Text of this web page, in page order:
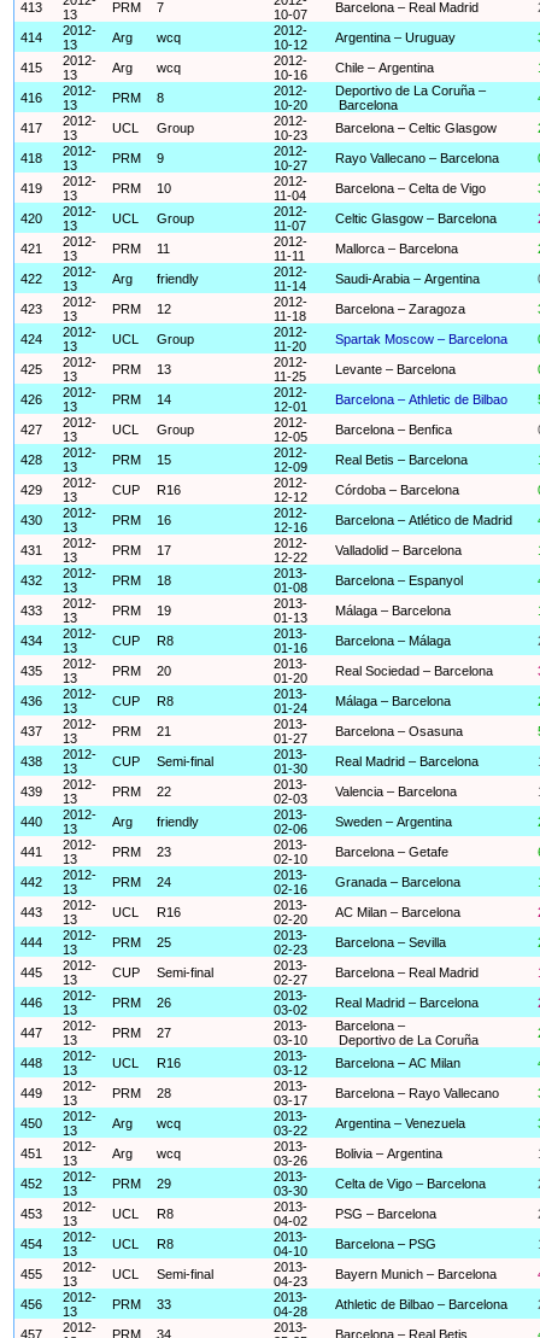
413
13
PRM 7
10-07
Barcelona – Real Madrid
414
2012-
13
Arg wcq
2012-
10-12
Argentina – Uruguay
415
2012-
13
Arg wcq
2012-
10-16
Chile – Argentina
416
2012-
13
PRM 8
2012-
10-20
Deportivo de La Coruña –
Barcelona
417
2012-
13
UCL Group
2012-
10-23
Barcelona – Celtic Glasgow
418
2012-
13
PRM 9
2012-
10-27
Rayo Vallecano – Barcelona
419
2012-
13
PRM 10
2012-
11-04
Barcelona – Celta de Vigo
420
2012-
13
UCL Group
2012-
11-07
Celtic Glasgow – Barcelona
421
2012-
13
PRM 11
2012-
11-11
Mallorca – Barcelona
422
2012-
13
Arg friendly
2012-
11-14
Saudi-Arabia – Argentina
423
2012-
13
PRM 12
2012-
11-18
Barcelona – Zaragoza
424
2012-
13
UCL Group
2012-
11-20
Spartak Moscow – Barcelona
425
2012-
13
PRM 13
2012-
11-25
Levante – Barcelona
426
2012-
13
PRM 14
2012-
12-01
Barcelona – Athletic de Bilbao
427
2012-
13
UCL Group
2012-
12-05
Barcelona – Benfica
428
2012-
13
PRM 15
2012-
12-09
Real Betis – Barcelona
429
2012-
13
CUP R16
2012-
12-12
Córdoba – Barcelona
430
2012-
13
PRM 16
2012-
12-16
Barcelona – Atlético de Madrid
431
2012-
13
PRM 17
2012-
12-22
Valladolid – Barcelona
432
2012-
13
PRM 18
2013-
01-08
Barcelona – Espanyol
433
2012-
13
PRM 19
2013-
01-13
Málaga – Barcelona
434
2012-
13
CUP R8
2013-
01-16
Barcelona – Málaga
435
2012-
13
PRM 20
2013-
01-20
Real Sociedad – Barcelona
436
2012-
13
CUP R8
2013-
01-24
Málaga – Barcelona
437
2012-
13
PRM 21
2013-
01-27
Barcelona – Osasuna
438
2012-
13
CUP Semi-final
2013-
01-30
Real Madrid – Barcelona
439
2012-
13
PRM 22
2013-
02-03
Valencia – Barcelona
440
2012-
13
Arg friendly
2013-
02-06
Sweden – Argentina
441
2012-
13
PRM 23
2013-
02-10
Barcelona – Getafe
442
2012-
13
PRM 24
2013-
02-16
Granada – Barcelona
443
2012-
13
UCL R16
2013-
02-20
AC Milan – Barcelona
444
2012-
13
PRM 25
2013-
02-23
Barcelona – Sevilla
445
2012-
13
CUP Semi-final
2013-
02-27
Barcelona – Real Madrid
446
2012-
13
PRM 26
2013-
03-02
Real Madrid – Barcelona
447
2012-
13
PRM 27
2013-
03-10
Barcelona –
Deportivo de La Coruña
448
2012-
13
UCL R16
2013-
03-12
Barcelona – AC Milan
449
2012-
13
PRM 28
2013-
03-17
Barcelona – Rayo Vallecano
450
2012-
13
Arg wcq
2013-
03-22
Argentina – Venezuela
451
2012-
13
Arg wcq
2013-
03-26
Bolivia – Argentina
452
2012-
13
PRM 29
2013-
03-30
Celta de Vigo – Barcelona
453
2012-
13
UCL R8
2013-
04-02
PSG – Barcelona
454
2012-
13
UCL R8
2013-
04-10
Barcelona – PSG
455
2012-
13
UCL Semi-final
2013-
04-23
Bayern Munich – Barcelona
456
2012-
13
PRM 33
2013-
04-28
Athletic de Bilbao – Barcelona
457
2012-
PRM 34
2013-
Barcelona – Real Betis